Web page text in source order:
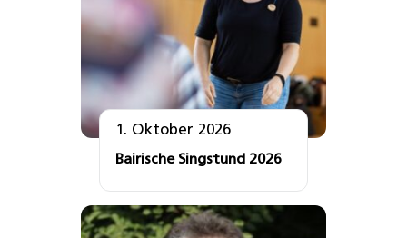
1. Oktober 2026
Bairische Singstund 2026